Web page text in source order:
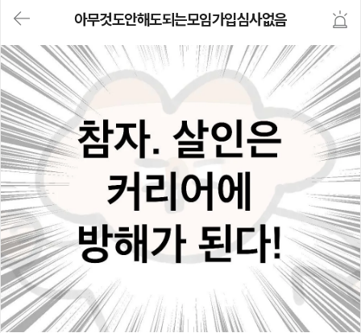
가
기
(메
인,
모
임,
게
시
판,
내
모
임,
M
Y)
본
문
바
로
가
기
아무것도안해도되는모임가입심사없음